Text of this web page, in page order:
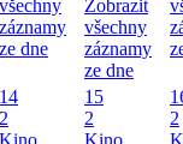
všechny
záznamy
ze dne
Zobrazit
všechny
záznamy
ze dne
14
2
Kino
15
2
Kino
2